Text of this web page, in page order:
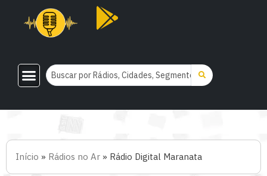
Início » Rádios no Ar » Rádio Digital Maranata